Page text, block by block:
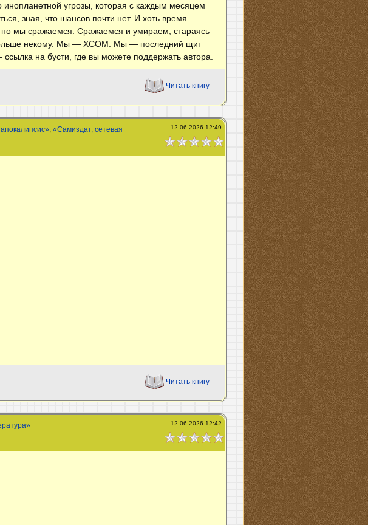
угрозы, которая с каждым месяцем
зная, что шансов почти нет. И хоть время
но мы сражаемся. Сражаемся и умираем, стараясь
больше некому. Мы — ХСОМ. Мы — последний щит
на бусти, где вы можете поддержать автора.
Читать книгу
,«Самиздат, сетевая
12.06.2026 12:49
Читать книгу
12.06.2026 12:42